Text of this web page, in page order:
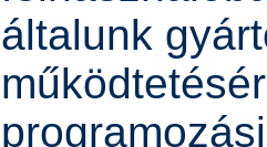
általunk